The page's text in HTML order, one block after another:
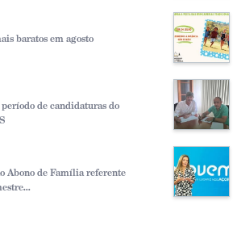
baratos em agosto
de candidaturas do
Abono de Família referente